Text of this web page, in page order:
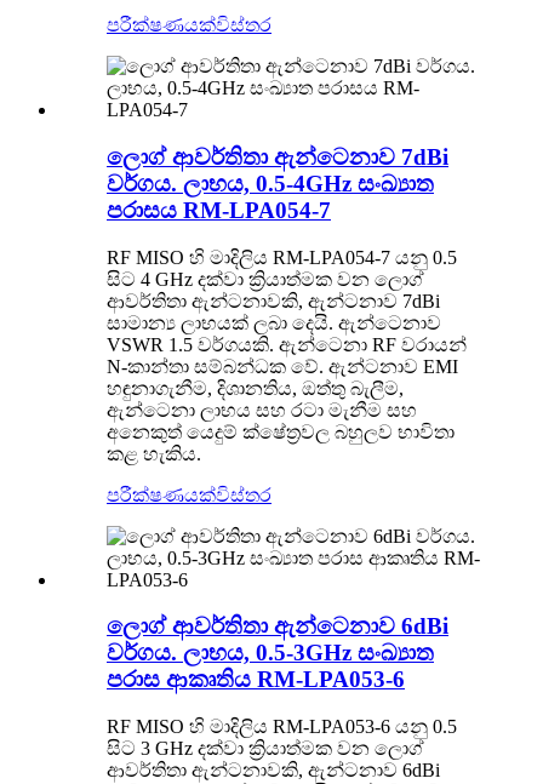
පරීක්ෂණයක්විස්තර
ලොග් ආවර්තිතා ඇන්ටෙනාව 7dBi
වර්ගය. ලාභය, 0.5-4GHz සංඛ්‍යාත
පරාසය RM-LPA054-7
RF MISO හි මාදිලිය RM-LPA054-7 යනු 0.5
සිට 4 GHz දක්වා ක්‍රියාත්මක වන ලොග්
ආවර්තිතා ඇන්ටනාවකි, ඇන්ටනාව 7dBi
සාමාන්‍ය ලාභයක් ලබා දෙයි. ඇන්ටෙනාව
VSWR 1.5 වර්ගයකි. ඇන්ටෙනා RF වරායන්
N-කාන්තා සම්බන්ධක වේ. ඇන්ටනාව EMI
හඳුනාගැනීම, දිශානතිය, ඔත්තු බැලීම,
ඇන්ටෙනා ලාභය සහ රටා මැනීම සහ
අනෙකුත් යෙදුම් ක්ෂේත්‍රවල බහුලව භාවිතා
කළ හැකිය.
පරීක්ෂණයක්විස්තර
ලොග් ආවර්තිතා ඇන්ටෙනාව 6dBi
වර්ගය. ලාභය, 0.5-3GHz සංඛ්‍යාත
පරාස ආකෘතිය RM-LPA053-6
RF MISO හි මාදිලිය RM-LPA053-6 යනු 0.5
සිට 3 GHz දක්වා ක්‍රියාත්මක වන ලොග්
ආවර්තිතා ඇන්ටනාවකි, ඇන්ටනාව 6dBi